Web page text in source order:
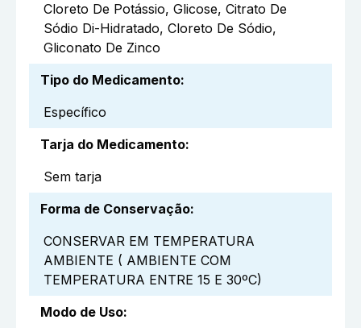
Cloreto De Potássio, Glicose, Citrato De
Sódio Di-Hidratado, Cloreto De Sódio,
Gliconato De Zinco
Tipo do Medicamento:
Específico
Tarja do Medicamento:
Sem tarja
Forma de Conservação:
CONSERVAR EM TEMPERATURA
AMBIENTE ( AMBIENTE COM
TEMPERATURA ENTRE 15 E 30ºC)
Modo de Uso: